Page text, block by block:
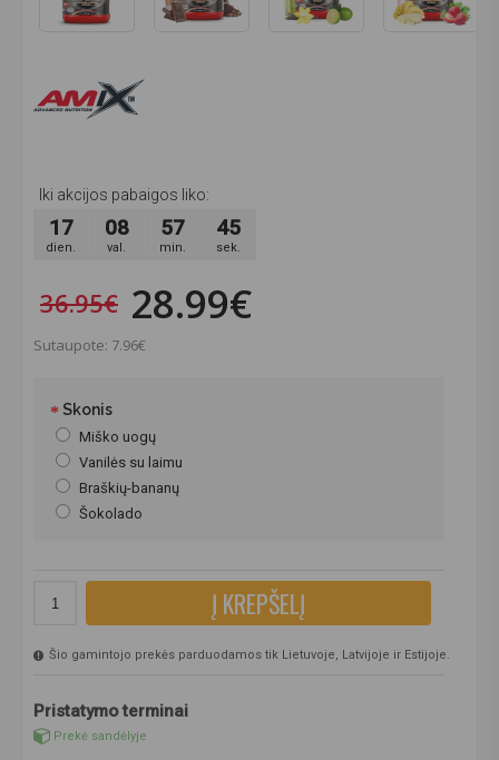
Iki akcijos pabaigos liko:
17
dien.
08
val.
57
min.
45
sek.
36.95€ 28.99€
Sutaupote: 7.96€
Skonis
Miško uogų
Vanilės su laimu
Braškių-bananų
Šokolado
Į KREPŠELĮ
Šio gamintojo prekės parduodamos tik Lietuvoje, Latvijoje ir Estijoje.
Pristatymo terminai
Prekė sandėlyje